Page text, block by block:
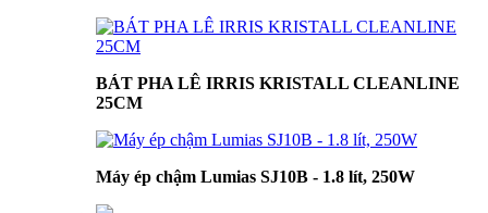
BÁT PHA LÊ IRRIS KRISTALL CLEANLINE
25CM
Máy ép chậm Lumias SJ10B - 1.8 lít, 250W